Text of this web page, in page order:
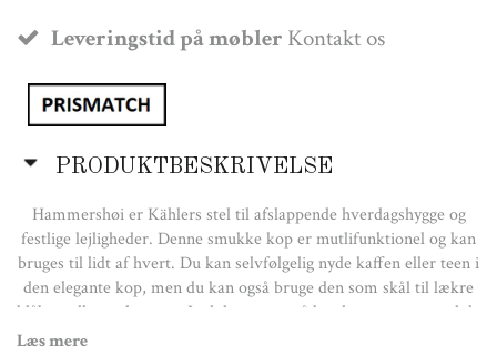
Leveringstid på møbler Kontakt os
PRODUKTBESKRIVELSE
Hammershøi er Kählers stel til afslappende hverdagshygge og
festlige lejligheder. Denne smukke kop er mutlifunktionel og kan
bruges til lidt af hvert. Du kan selvfølgelig nyde kaffen eller teen i
den elegante kop, men du kan også bruge den som skål til lækre
blåbær eller søde sager. Lad den pynte på bordet sammen med de
andre flotte farver i Hammershøi-serien: koral, antracitgrå,
Læs mere